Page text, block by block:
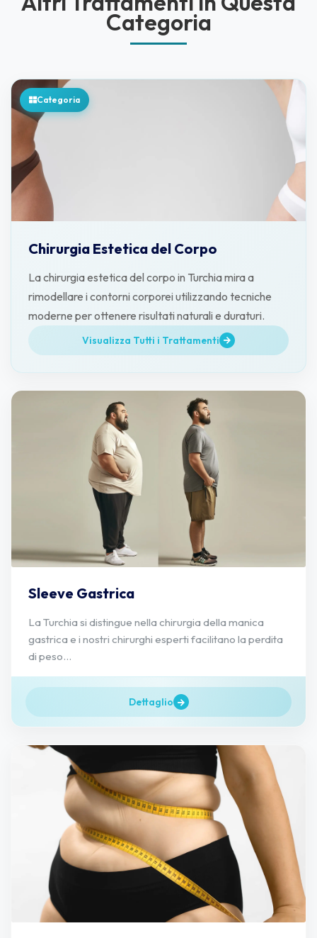
Categoria
Categoria
Chirurgia Estetica del Corpo
La chirurgia estetica del corpo in Turchia mira a
rimodellare i contorni corporei utilizzando tecniche
moderne per ottenere risultati naturali e duraturi.
Visualizza Tutti i Trattamenti
Sleeve Gastrica
La Turchia si distingue nella chirurgia della manica
gastrica e i nostri chirurghi esperti facilitano la perdita
di peso...
Dettaglio